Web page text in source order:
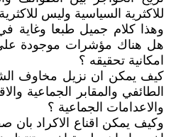
للاكثرية السياسية وليس
وهذا كلام جميل طبعا وغاية
هل هناك مؤشرات موجودة
امكانية تحقيقه ؟
كيف يمكن ان نزيل مخاوف
الطائفي والمقابر الجماعية
والاعدامات الجماعية ؟
وكيف يمكن اقناع الاكراد بان